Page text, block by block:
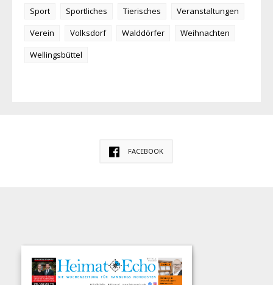
Sport
Sportliches Tierisches
Veranstaltungen
Verein
Volksdorf Walddörfer
Weihnachten
Wellingsbüttel
FACEBOOK